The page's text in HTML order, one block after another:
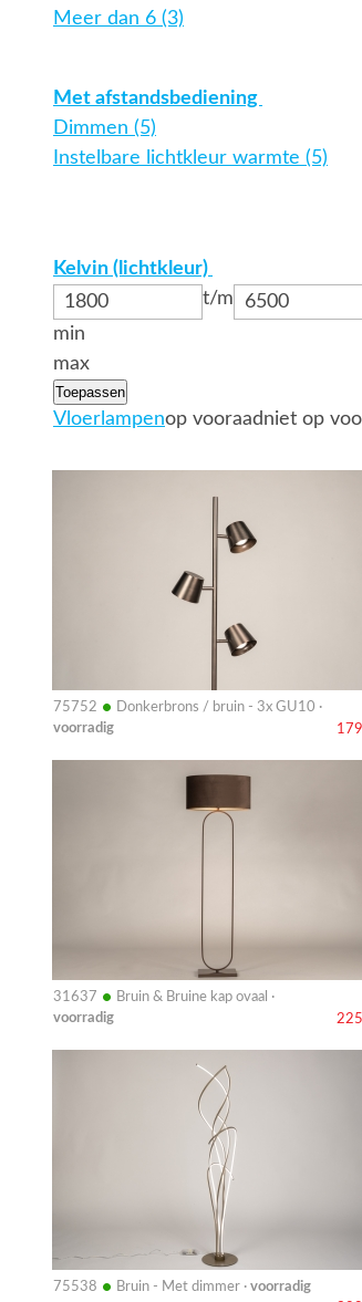
Meer dan 6 (3)
Met afstandsbediening
Dimmen (5)
Instelbare lichtkleur warmte (5)
Kelvin (lichtkleur)
t/m
min
max
Toepassen
Vloerlampenop vooraadniet op
75752 •
Donkerbrons / bruin - 3x GU10 ·
voorradig
Bekijk
31637 • Bruin & Bruine kap ovaal ·
voorradig
Bekijk
75538 • Bruin - Met dimmer · voorradig
Bekijk